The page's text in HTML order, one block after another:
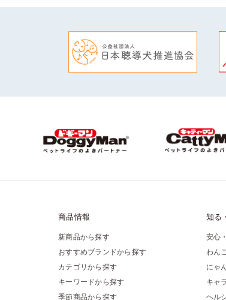
商品情報
新商品から探す
おすすめブランドから探す
カテゴリから探す
キーワードから探す
季節商品から探す
知る
安心
わん
にゃ
キャ
ヘル